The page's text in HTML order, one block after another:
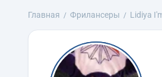
Главная Фрилансеры Lidiya